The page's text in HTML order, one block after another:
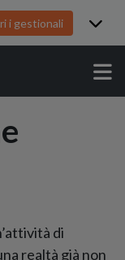
i gestionali
di
realtà già non